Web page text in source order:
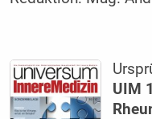
UIM